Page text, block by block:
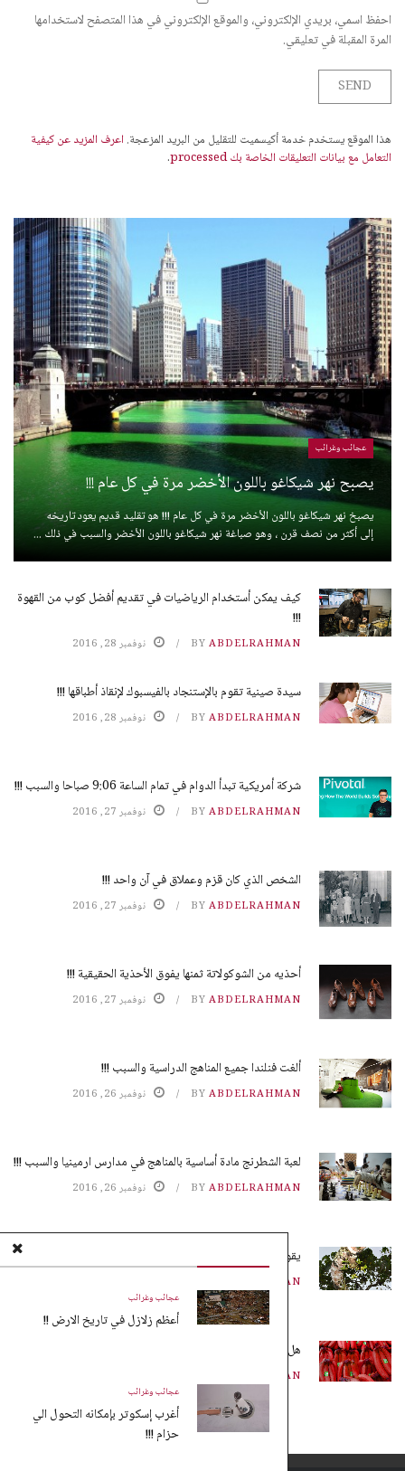
احفظ اسمي، بريدي الإلكتروني، والموقع الإلكتروني في هذا المتصفح لاستخدامها
المرة المقبلة في تعليقي.
هذا الموقع يستخدم خدمة أكيسميت للتقليل من البريد المزعجة.اعرف المزيد عن كيفية
التعامل مع بيانات التعليقات الخاصة بك processed
.
عجائب وغرائب
أعظم زلازل في تاريخ الارض !!
عجائب وغرائب
أغرب إسكوتر بإمكانه التحول الي
حزام !!!
عجائب وغرائب
يصبح نهر شيكاغو باللون الأخضر مرة في كل عام !!!
يصبخ نهر شيكاغو باللون الأخضر مرة في كل عام !!! هو تقليد قديم يعود تاريخه
إلى أكثر من نصف قرن ، وهو صباغة نهر شيكاغو باللون الأخضر والسبب في ذلك ...
كيف يمكن أستخدام الرياضيات في تقديم أفضل كوب من القهوة
!!!
BY ABDELRAHMAN نوفمبر 28, 2016
سيدة صينية تقوم بالإستنجاد بالفيسبوك لإنقاذ أطباقها !!!
BY ABDELRAHMAN نوفمبر 28, 2016
شركة أمريكية تبدأ الدوام في تمام الساعة 9:06 صباحا والسبب !!!
BY ABDELRAHMAN نوفمبر 27, 2016
الشخص الذي كان قزم وعملاق في آن واحد !!!
BY ABDELRAHMAN نوفمبر 27, 2016
أحذيه من الشوكولاتة ثمنها يفوق الأحذية الحقيقية !!!
BY ABDELRAHMAN نوفمبر 27, 2016
ألغت فنلندا جميع المناهج الدراسية والسبب !!!
BY ABDELRAHMAN نوفمبر 26, 2016
لعبة الشطرنج مادة أساسية بالمناهج في مدارس ارمينيا والسبب !!!
BY ABDELRAHMAN نوفمبر 26, 2016
يقوم النمل بزراعة محاصيله بدون تربة !!!
ABDELRAHMAN
هل تعلم ماهو الموز الأحمر !!!
ABDELRAHMAN